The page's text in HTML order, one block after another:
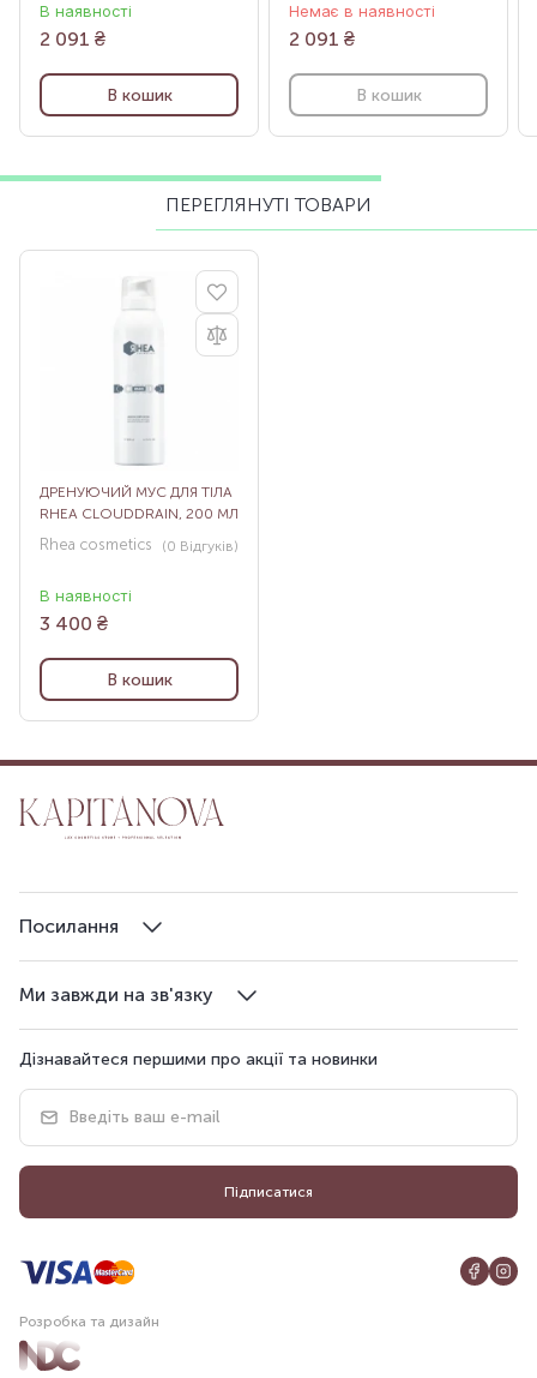
В наявності
2 091 ₴
В кошик
Немає в наявності
2 091 ₴
В кошик
ПЕРЕГЛЯНУТІ ТОВАРИ
ДРЕНУЮЧИЙ МУС ДЛЯ ТІЛА
RHEA CLOUDDRAIN, 200 МЛ
Rhea cosmetics (0 Відгуків)
В наявності
3 400 ₴
В кошик
Ми завжди на зв'язку
Посилання
Дізнавайтеся першими про акції та новинки
Підписатися
Розробка та дизайн